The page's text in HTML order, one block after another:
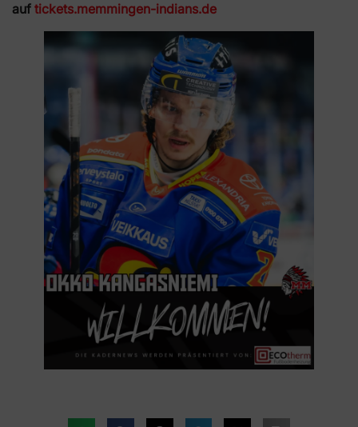
auf tickets.memmingen-indians.de